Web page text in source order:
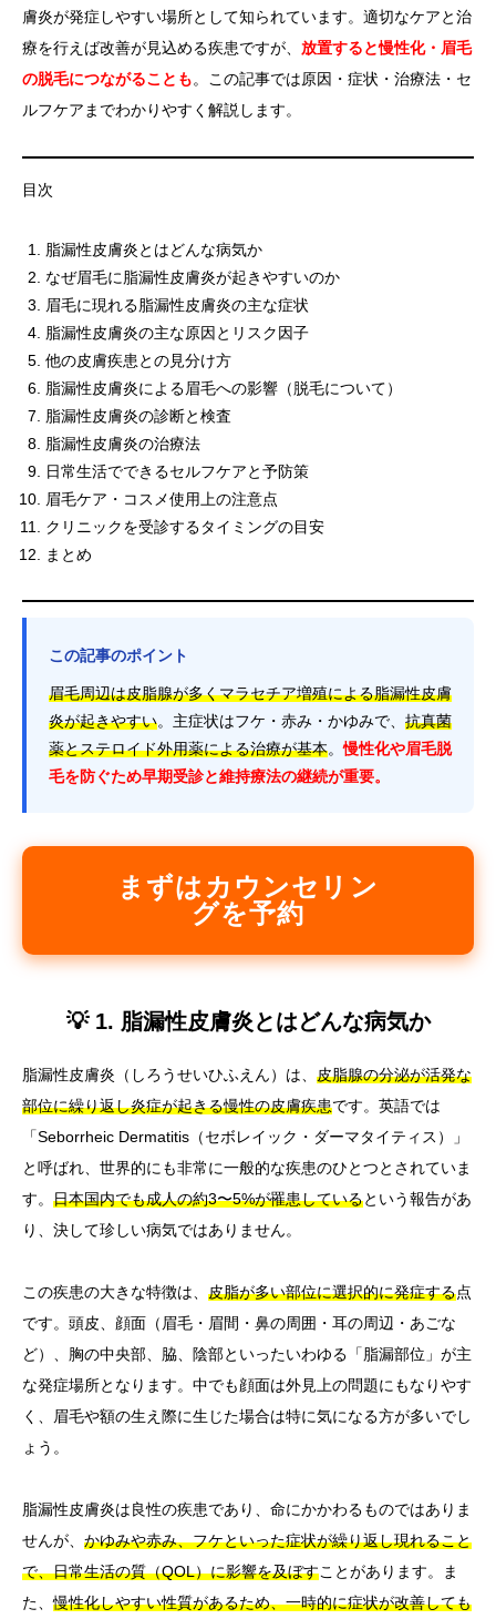
膚炎が発症しやすい場所として知られています。適切なケアと治
療を行えば改善が見込める疾患ですが、 放置すると慢性化・眉毛
の脱毛につながることも。この記事では原因・症状・治療法・セ
ルフケアまでわかりやすく解説します。
目次
脂漏性皮膚炎とはどんな病気か
なぜ眉毛に脂漏性皮膚炎が起きやすいのか
眉毛に現れる脂漏性皮膚炎の主な症状
脂漏性皮膚炎の主な原因とリスク因子
他の皮膚疾患との見分け方
脂漏性皮膚炎による眉毛への影響（脱毛について）
脂漏性皮膚炎の診断と検査
脂漏性皮膚炎の治療法
日常生活でできるセルフケアと予防策
眉毛ケア・コスメ使用上の注意点
クリニックを受診するタイミングの目安
まとめ
この記事のポイント
眉毛周辺は皮脂腺が多くマラセチア増殖による脂漏性皮膚
炎が起きやすい。主症状はフケ・赤み・かゆみで、 抗真菌
薬とステロイド外用薬による治療が基本。慢性化や眉毛脱
毛を防ぐため早期受診と維持療法の継続が重要。
まずはカウンセリン
グを予約
💡 1. 脂漏性皮膚炎とはどんな病気か
脂漏性皮膚炎（しろうせいひふえん）は、 皮脂腺の分泌が活発な
部位に繰り返し炎症が起きる慢性の皮膚疾患です。英語では
「Seborrheic Dermatitis（セボレイック・ダーマタイティス）」
と呼ばれ、世界的にも非常に一般的な疾患のひとつとされていま
す。 日本国内でも成人の約3〜5%が罹患しているという報告があ
り、決して珍しい病気ではありません。
この疾患の大きな特徴は、 皮脂が多い部位に選択的に発症する点
です。頭皮、顔面（眉毛・眉間・鼻の周囲・耳の周辺・あごな
ど）、胸の中央部、脇、陰部といったいわゆる「脂漏部位」が主
な発症場所となります。中でも顔面は外見上の問題にもなりやす
く、眉毛や額の生え際に生じた場合は特に気になる方が多いでし
ょう。
脂漏性皮膚炎は良性の疾患であり、命にかかわるものではありま
せんが、 かゆみや赤み、フケといった症状が繰り返し現れること
で、日常生活の質（QOL）に影響を及ぼすことがあります。ま
た、慢性化しやすい性質があるため、一時的に症状が改善しても